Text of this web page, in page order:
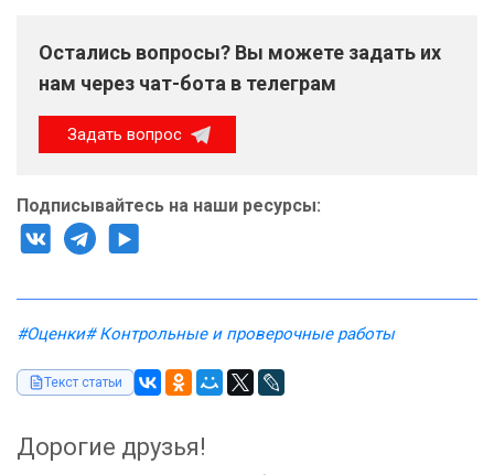
Остались вопросы? Вы можете задать их
нам через чат-бота в телеграм
Задать вопрос
Подписывайтесь на наши ресурсы:
#Оценки# Контрольные и проверочные работы
Текст статьи
Дорогие друзья!